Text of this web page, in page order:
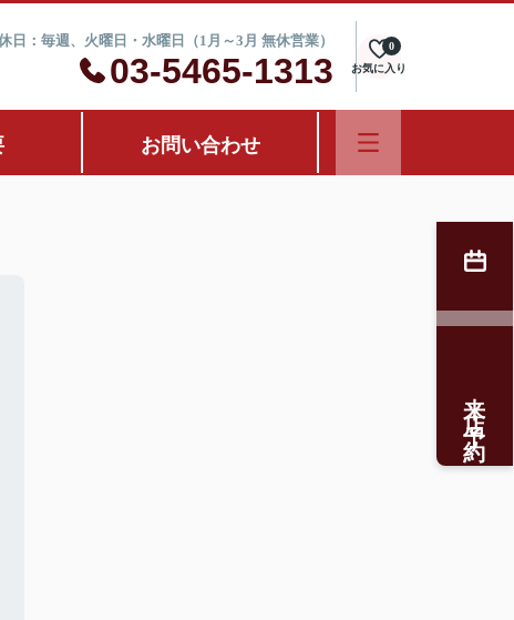
：毎週、火曜日・水曜日（1月～3月 無休営業）
03-5465-1313 お気に入り
0
お問い合わせ
来店予約